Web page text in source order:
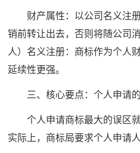
财产属性：以公司名义注册
销前转让出去，否则将随公司
人）名义注册：商标作为个人
延续性更强。
三、核心要点：个人申请
个人申请商标最大的误区就
实际上，商标局要求个人申请